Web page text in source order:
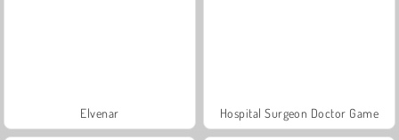
Elvenar Hospital Surgeon Doctor Game